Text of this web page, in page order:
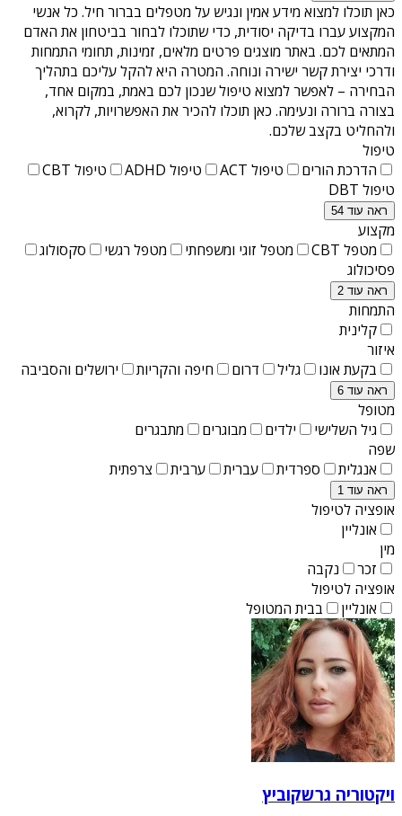
כאן תוכלו למצוא מידע אמין ונגיש על מטפלים בברור חיל. כל אנשי
המקצוע עברו בדיקה יסודית, כדי שתוכלו לבחור בביטחון את האדם
המתאים לכם. באתר מוצגים פרטים מלאים, זמינות, תחומי התמחות
ודרכי יצירת קשר ישירה ונוחה. המטרה היא להקל עליכם בתהליך
הבחירה – לאפשר למצוא טיפול שנכון לכם באמת, במקום אחד,
בצורה ברורה ונעימה. כאן תוכלו להכיר את האפשרויות, לקרוא,
ולהחליט בקצב שלכם.
טיפול
הדרכת הורים
טיפול ACT טיפול ADHD
טיפול CBT
טיפול DBT
ראה עוד 54
מקצוע
מטפל CBT
מטפל זוגי ומשפחתי מטפל רגשי
סקסולוג
פסיכולוג
ראה עוד 2
התמחות
קלינית
איזור
בקעת אונו
גליל דרום חיפה והקריות ירושלים והסביבה
ראה עוד 6
מטופל
גיל השלישי
ילדים מבוגרים
מתבגרים
שפה
אנגלית
ספרדית עברית ערבית צרפתית
ראה עוד 1
אופציה לטיפול
אונליין
מין
זכר
נקבה
אופציה לטיפול
אונליין
בבית המטופל
ויקטוריה גרשקוביץ